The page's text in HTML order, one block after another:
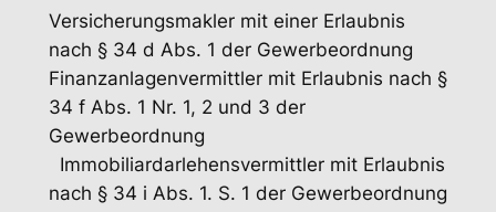
Versicherungsmakler mit einer Erlaubnis
nach § 34 d Abs. 1 der Gewerbeordnung
Finanzanlagenvermittler mit Erlaubnis nach §
34 f Abs. 1 Nr. 1, 2 und 3 der
Gewerbeordnung
Immobiliardarlehensvermittler mit Erlaubnis
nach § 34 i Abs. 1. S. 1 der Gewerbeordnung